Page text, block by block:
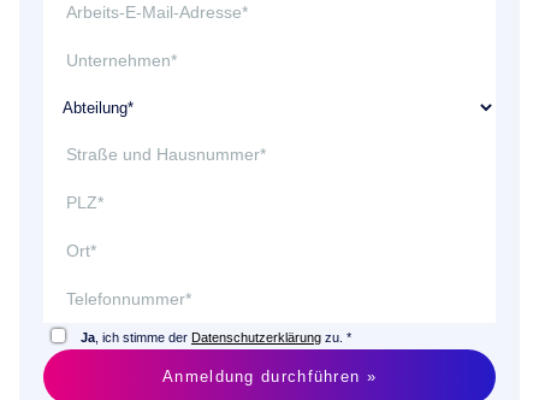
Ja , ich stimme der Datenschutzerklärung zu. *
Anmeldung durchführen »